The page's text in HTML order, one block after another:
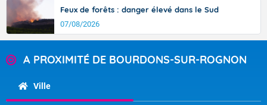
Feux de forêts : danger élevé dans le Sud
07/08/2026
A PROXIMITÉ DE BOURDONS-SUR-ROGNON
Ville